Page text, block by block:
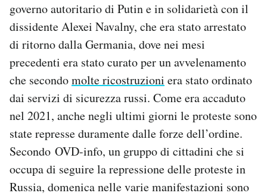
governo autoritario di Putin e in solidarietà con il
dissidente Alexei Navalny, che era stato arrestato
di ritorno dalla Germania, dove nei mesi
precedenti era stato curato per un avvelenamento
che secondomolte ricostruzioni era stato ordinato
dai servizi di sicurezza russi. Come era accaduto
nel 2021, anche negli ultimi giorni le proteste sono
state represse duramente dalle forze dell’ordine.
Secondo OVD-info, un gruppo di cittadini che si
occupa di seguire la repressione delle proteste in
Russia, domenica nelle varie manifestazioni sono